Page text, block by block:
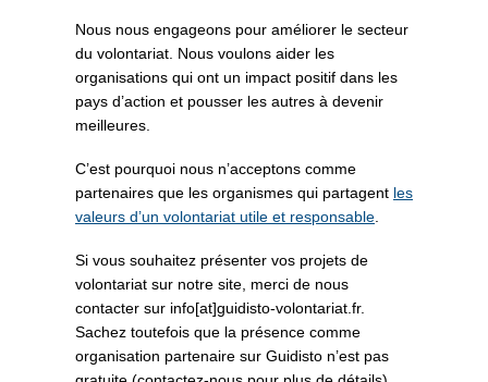
Nous nous engageons pour améliorer le secteur
du volontariat. Nous voulons aider les
organisations qui ont un impact positif dans les
pays d’action et pousser les autres à devenir
meilleures.
C’est pourquoi nous n’acceptons comme
partenaires que les organismes qui partagent les
valeurs d’un volontariat utile et responsable
Si vous souhaitez présenter vos projets de
volontariat sur notre site, merci de nous
contacter sur info[at]guidisto-volontariat.fr.
Sachez toutefois que la présence comme
organisation partenaire sur Guidisto n’est pas